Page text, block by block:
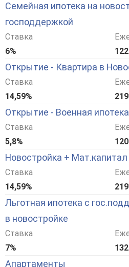
Семейная ипотека на
господдержкой
Ставка
6%
Открытие - Квартира в
Ставка
14,59%
Открытие - Военная ипотека
Ставка
5,8%
Новостройка + Мат.капитал
Ставка
14,59%
Льготная ипотека с
в новостройке
Ставка
7%
Апартаменты